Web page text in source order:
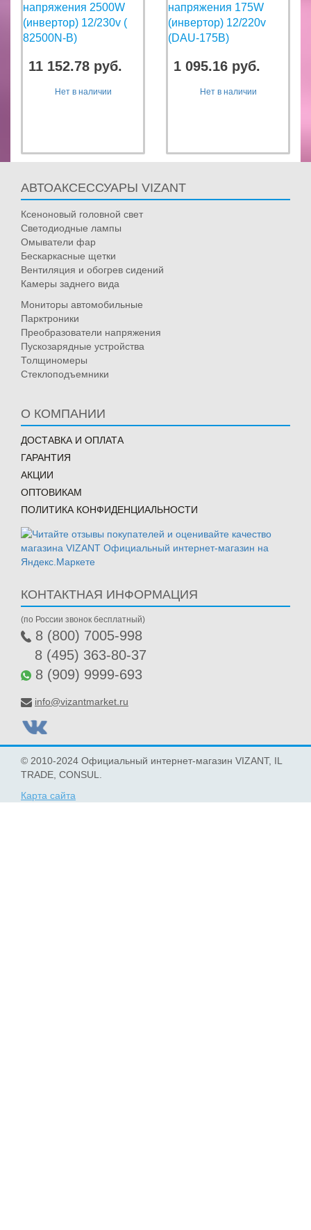
напряжения 2500W
(инвертор) 12/230v (
82500N-B)
11 152.78 руб.
Нет в наличии
напряжения 175W
(инвертор) 12/220v
(DAU-175B)
1 095.16 руб.
Нет в наличии
АВТОАКСЕССУАРЫ VIZANT
Ксеноновый головной свет
Светодиодные лампы
Омыватели фар
Бескаркасные щетки
Вентиляция и обогрев сидений
Камеры заднего вида
Мониторы автомобильные
Парктроники
Преобразователи напряжения
Пускозарядные устройства
Толщиномеры
Стеклоподъемники
О КОМПАНИИ
ДОСТАВКА И ОПЛАТА
ГАРАНТИЯ
АКЦИИ
ОПТОВИКАМ
ПОЛИТИКА КОНФИДЕНЦИАЛЬНОСТИ
КОНТАКТНАЯ ИНФОРМАЦИЯ
(по России звонок бесплатный)
8 (800) 7005-998
8 (495) 363-80-37
8 (909) 9999-693
info@vizantmarket.ru
© 2010-2024 Официальный интернет-магазин VIZANT, IL
TRADE, CONSUL.
Карта сайта